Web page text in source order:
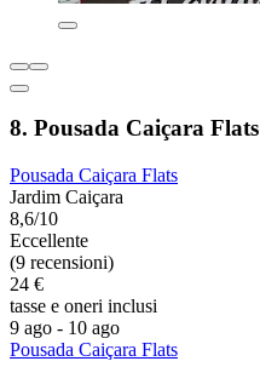
8. Pousada Caiçara Flats
Pousada Caiçara Flats
Jardim Caiçara
8,6/10
Eccellente
(9 recensioni)
24 €
tasse e oneri inclusi
9 ago - 10 ago
Pousada Caiçara Flats